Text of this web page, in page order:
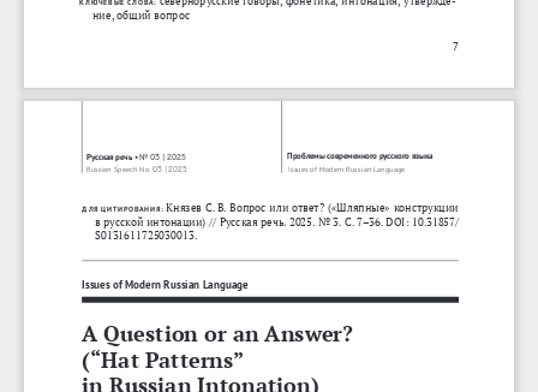
7
КЛЮЧЕВЫЕ СЛОВА:
ние общий вопрос
Русская речь • No 03 | 2025
Russian Speech No. 03 2025 Issues of Modern Russian Language
Проблемы современного русского языка
ДЛЯ ЦИТИРОВАНИЯ: Князев С. В. Вопрос или ответ?  («Шляпные» конструкции
в русской интонации) // Русская речь. 2025. No 3. С. 7–36. DOI: 10.31857/
S0131611725030013.
Issues of Modern Russian Language
A Question or an Answer?
(“Hat Patterns”